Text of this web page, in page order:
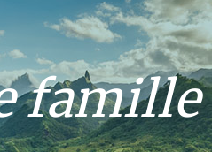
famille